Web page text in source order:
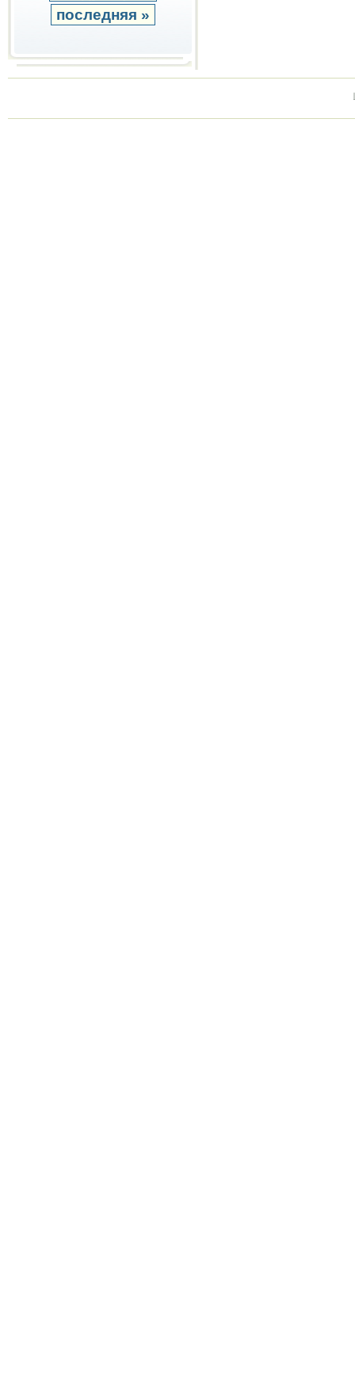
последняя »